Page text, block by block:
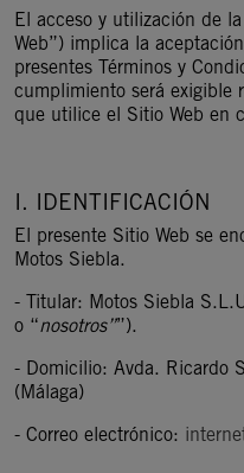
El acceso y utilización de
Web”) implica la
presentes Términos y
cumplimiento será exigible
que utilice el Sitio Web en
I. IDENTIFICACIÓN
El presente Sitio Web se
Motos Siebla.
- Titular: Motos Siebla
o “nosotros””).
- Domicilio: Avda. Ricardo
(Málaga)
- Correo electrónico: